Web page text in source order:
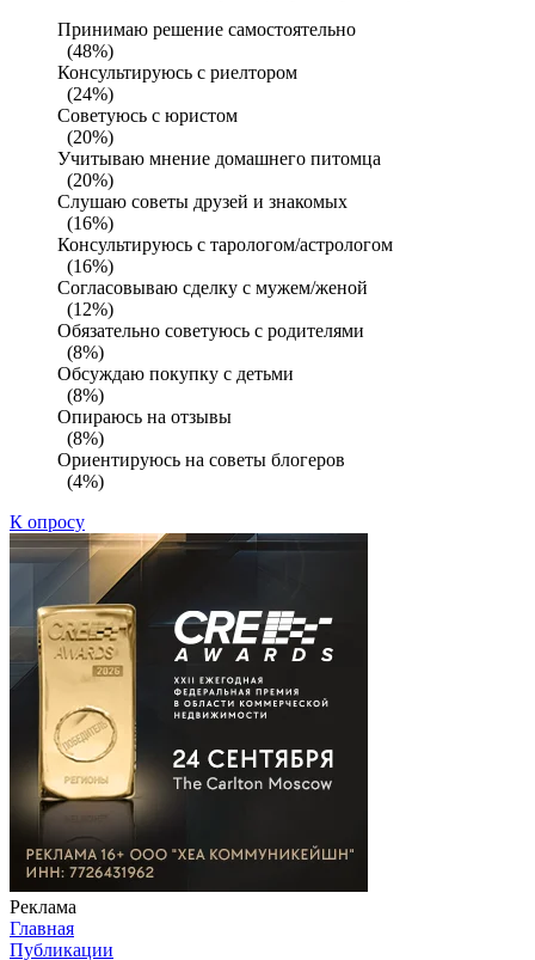
Принимаю решение самостоятельно
(48%)
Консультируюсь с риелтором
(24%)
Советуюсь с юристом
(20%)
Учитываю мнение домашнего питомца
(20%)
Слушаю советы друзей и знакомых
(16%)
Консультируюсь с тарологом/астрологом
(16%)
Согласовываю сделку с мужем/женой
(12%)
Обязательно советуюсь с родителями
(8%)
Обсуждаю покупку с детьми
(8%)
Опираюсь на отзывы
(8%)
Ориентируюсь на советы блогеров
(4%)
К опросу
Реклама
Главная
Публикации